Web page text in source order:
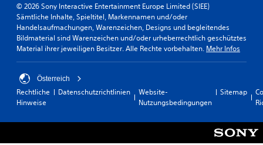
© 2026 Sony Interactive Entertainment Europe Limited (SIEE)
Sämtliche Inhalte, Spieltitel, Markennamen und/oder
Handelsaufmachungen, Warenzeichen, Designs und begleitendes
Bildmaterial sind Warenzeichen und/oder urheberrechtlich geschütztes
Material ihrer jeweiligen Besitzer. Alle Rechte vorbehalten. Mehr Infos
Österreich
Rechtliche
Hinweise
Datenschutzrichtlinien
Website-
Nutzungsbedingungen
Sitemap